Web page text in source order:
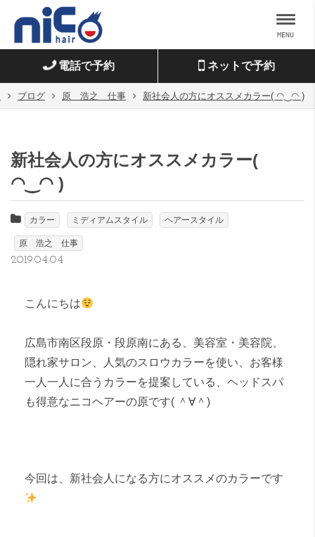
電話で予約 ネットで予約
ブログ 原 浩之 仕事 新社会人の方にオススメカラー( ◠‿◠ )
新社会人の方にオススメカラー(
◠‿◠ )
カラー ミディアムスタイル ヘアースタイル
原 浩之 仕事
2019.04.04
こんにちは
広島市南区段原・段原南にある、美容室・美容院、
隠れ家サロン、人気のスロウカラーを使い、お客様
一人一人に合うカラーを提案している、ヘッドスパ
も得意なニコヘアーの原です( ＾∀＾)
今回は、新社会人になる方にオススメのカラーです
MENU